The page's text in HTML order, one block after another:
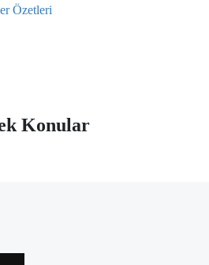
Özetleri
Konular